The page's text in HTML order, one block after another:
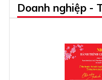
Doanh nghiệp -